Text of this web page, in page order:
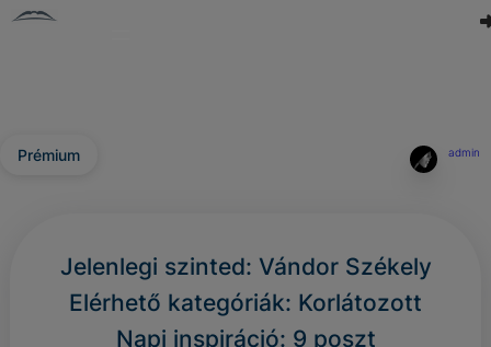
Prémium admin
Jelenlegi szinted: Vándor Székely
Elérhető kategóriák: Korlátozott
Napi inspiráció: 9 poszt